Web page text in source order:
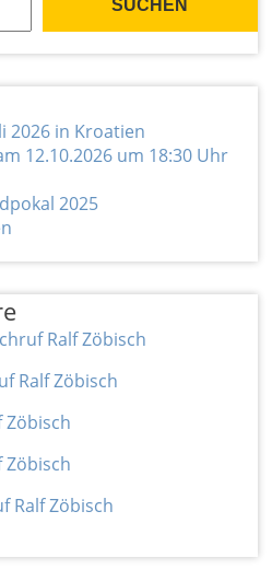
SUCHEN
2026 in Kroatien
12.10.2026 um 18:30 Uhr
2025
Ralf Zöbisch
Ralf Zöbisch
Zöbisch
Zöbisch
Ralf Zöbisch